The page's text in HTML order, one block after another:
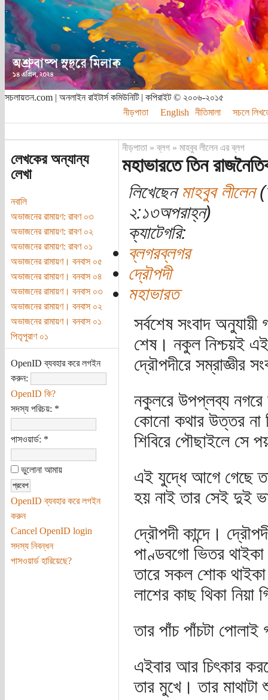
সচলায়তন.com | অনলাইন রাইটার্স কমিউনিটি | কপিরাইট © ২০০৬-২০১৫
নীড়পাতা
English নীতিমালা সচলে
লেখকের অন্যান্য
লেখা
নবালি
অভাজনের রামায়ণ: রাবণ ০৩
অভাজনের রামায়ণ: রাবণ ০২
অভাজনের রামায়ণ: রাবণ ০১
অভাজনের রামায়ণ। বনবাস ০৫
অভাজনের রামায়ণ। বনবাস ০৪
অভাজনের রামায়ণ। বনবাস ০৩
অভাজনের রামায়ণ। বনবাস ০২
অভাজনের রামায়ণ। বনবাস ০১
পিতৃপুরাণ ০১
OpenID ব্যবহার করে লগইন
করুন:
OpenID কি?
সদস্য পরিচয়: *
পাসওয়ার্ড: *
ভুলোনা আমায়
OpenID ব্যবহার করে লগইন
করুন
Cancel OpenID login
সদস্য নিবন্ধন
পাসওয়ার্ড হারিয়েছে?
নীড়পাতা»ব্লগ» মাহবুব লীলেন এর ব্লগ
মহাভারতে তিন
লিখেছেনমাহবুব লীলেন
২:১৩অপরাহ্ন)
ক্যাটেগরি:
ব্লগরব্লগর
দ্রৌপদী
মহাভারত
সর্বশেষ সংবাদ
শেষ। নকুল নিশ্চয়ই
দ্রৌপদীরে সম্রাজ্ঞীর
নকুলরে উপপ্লব্য
কোনো কথার উত্তর না
শিবিরে পৌছাইলে সে
এই যুদ্ধে আগে গেছে
হয় নাই তার সেই দুই
দ্রৌপদী কান্দে।
পাণ্ডবগো ভিতর থাইকা
তারে সকল শোক থাইকা
লাশের কাছ থিকা
তার পাঁচ পাঁচটা
এইবার আর চিৎকার
তার মুখে। তার